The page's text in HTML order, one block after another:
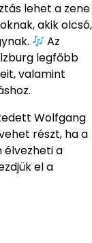
lehet a zene
akik olcsó,
Az
legfőbb
valamint
Wolfgang
részt, ha a
élvezheti a
el a